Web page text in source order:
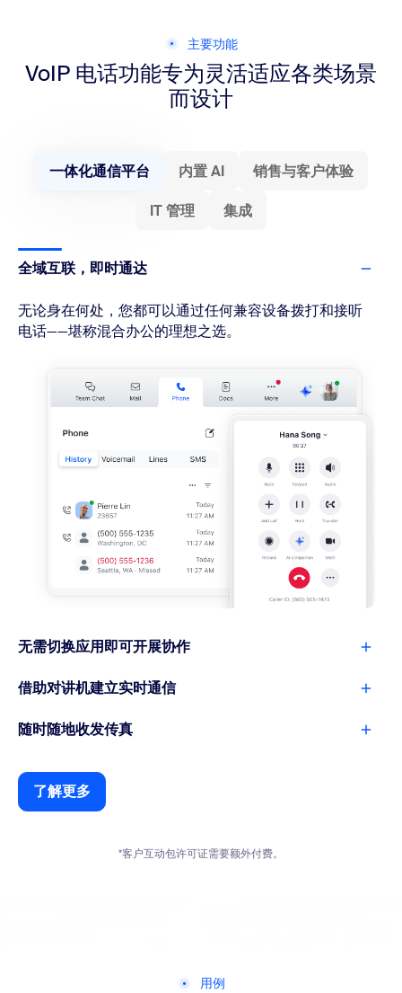
主要功能
VoIP 电话功能专为灵活适应各类场景
而设计
一体化通信平台 内置 AI 销售与客户体验
IT 管理 集成
全域互联，即时通达
无论身在何处，您都可以通过任何兼容设备拨打和接听
电话——堪称混合办公的理想之选。
无需切换应用即可开展协作
借助对讲机建立实时通信
随时随地收发传真
了解更多
了解更多
*客户互动包许可证需要额外付费。
用例